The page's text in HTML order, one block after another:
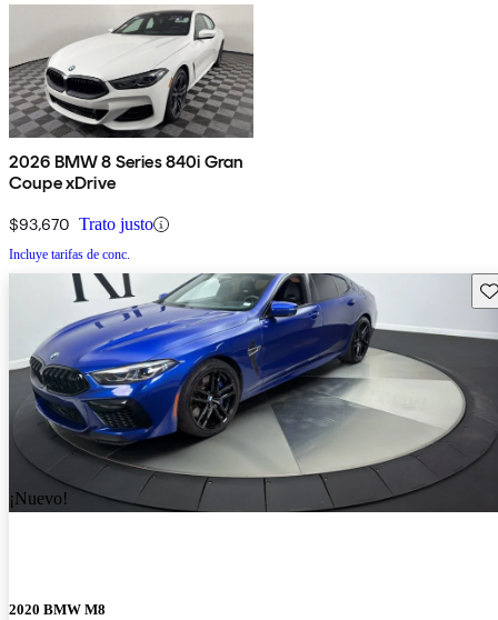
2026 BMW 8 Series 840i Gran
Coupe xDrive
$93,670 Trato justo
Incluye tarifas de conc.
¡Nuevo!
2020 BMW M8